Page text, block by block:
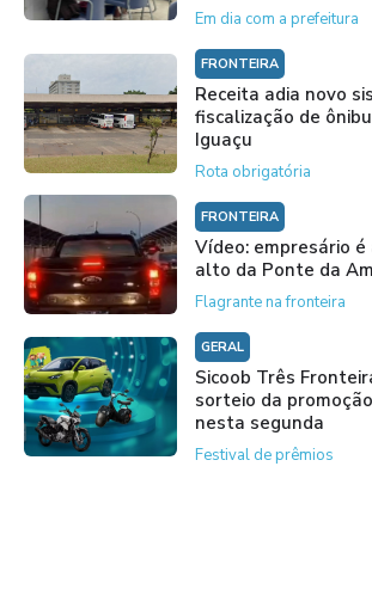
Em dia com a prefeitura
FRONTEIRA
Receita adia novo
fiscalização de
Iguaçu
Rota obrigatória
FRONTEIRA
Vídeo: empresário
alto da Ponte da
Flagrante na fronteira
GERAL
Sicoob Três
sorteio da
nesta segunda
Festival de prêmios